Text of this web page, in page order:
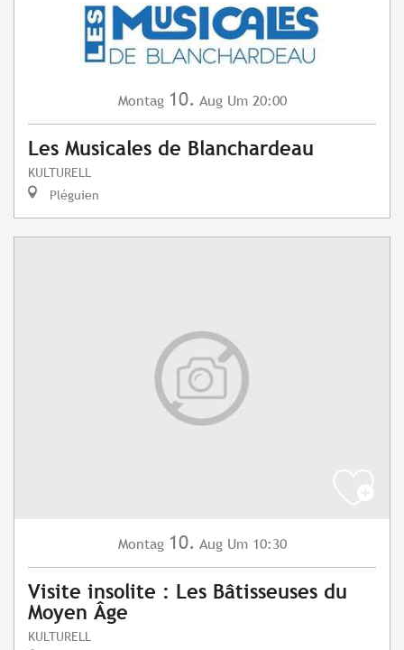
Montag 10. Aug Um 20:00
Les Musicales de Blanchardeau
KULTURELL
Pléguien
Montag 10. Aug Um 10:30
Visite insolite : Les Bâtisseuses du
Moyen Âge
KULTURELL